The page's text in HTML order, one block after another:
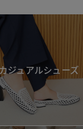
ジュアルシューズ